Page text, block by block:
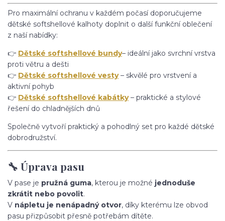
Pro maximální ochranu v každém počasí doporučujeme
dětské softshellové kalhoty doplnit o další funkční oblečení
z naší nabídky:
👉 Dětské softshellové bundy– ideální jako svrchní vrstva
proti větru a dešti
👉 Dětské softshellové vesty– skvělé pro vrstvení a
aktivní pohyb
👉 Dětské softshellové kabátky– praktické a stylové
řešení do chladnějších dnů
Společně vytvoří praktický a pohodlný set pro každé dětské
dobrodružství.
🔧 Úprava pasu
V pase je pružná guma, kterou je možné jednoduše
zkrátit nebo povolit.
V nápletu je nenápadný otvor, díky kterému lze obvod
pasu přizpůsobit přesně potřebám dítěte.